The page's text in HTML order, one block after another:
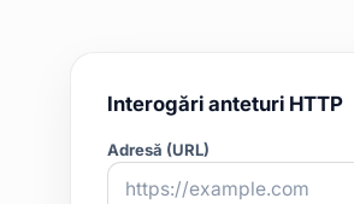
Interogări anteturi HTTP
Adresă (URL)